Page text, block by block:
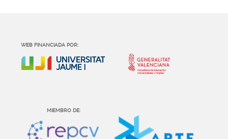
WEB FINANCIADA POR:
MIEMBRO DE: